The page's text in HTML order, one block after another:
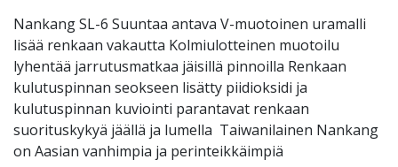
Nankang SL-6 Suuntaa antava V-muotoinen uramalli
lisää renkaan vakautta Kolmiulotteinen muotoilu
lyhentää jarrutusmatkaa jäisillä pinnoilla Renkaan
kulutuspinnan seokseen lisätty piidioksidi ja
kulutuspinnan kuviointi parantavat renkaan
suorituskykyä jäällä ja lumella Taiwanilainen Nankang
on Aasian vanhimpia ja perinteikkäimpiä